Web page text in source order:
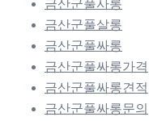
금산군풀사롱
금산군풀살롱
금산군풀싸롱
금산군풀싸롱가격
금산군풀싸롱견적
금산군풀싸롱문의